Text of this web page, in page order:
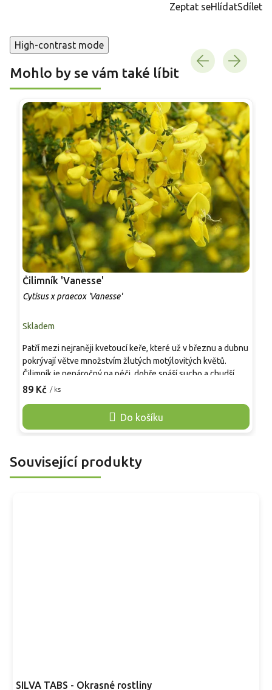
Zeptat seHlídatSdílet
High-contrast mode
Mohlo by se vám také líbit
Čilimník 'Vanesse'
Cytisus x praecox 'Vanesse'
Skladem
89 Kč / ks
Do košíku
Patří mezi nejraněji kvetoucí keře, které už v březnu a dubnu
pokrývají větve množstvím žlutých motýlovitých květů.
Čilimník je nenáročný na péči, dobře snáší sucho a chudší
půdy a vyžaduje pouze slunné stanoviště. Díky kompaktnímu
nádobách. Oproti běžným kultivarům působí vyrovnanějším a
hustším dojmem.
Související produkty
SILVA TABS - Okrasné rostliny